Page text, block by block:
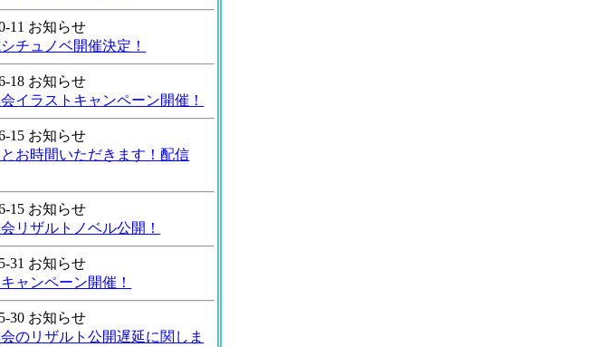
11 お知らせ
チュノベ開催決定！
18 お知らせ
イラストキャンペーン開催！
15 お知らせ
お時間いただきます！配信
15 お知らせ
リザルトノベル公開！
31 お知らせ
ャンペーン開催！
30 お知らせ
のリザルト公開遅延に関しま